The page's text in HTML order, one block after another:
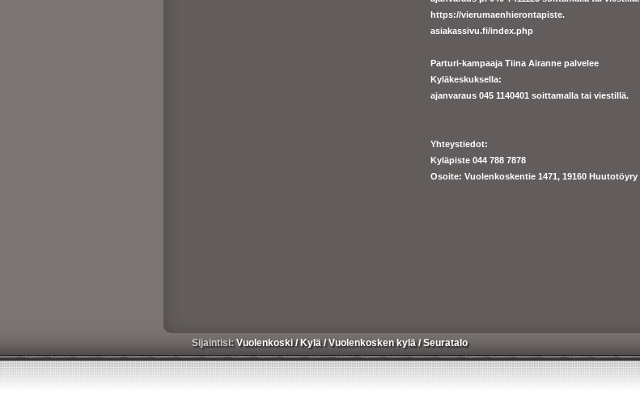
https://vierumaenhierontapiste.
asiakassivu.fi/index.php
Parturi-kampaaja Tiina Airanne palvelee
Kyläkeskuksella:
ajanvaraus 045 1140401 soittamalla tai viestillä.
Yhteystiedot:
Kyläpiste 044 788 7878
Osoite: Vuolenkoskentie 1471, 19160 Huutotöyry
Sijaintisi:Vuolenkoski/ Kylä/Vuolenkosken kylä/Seuratalo